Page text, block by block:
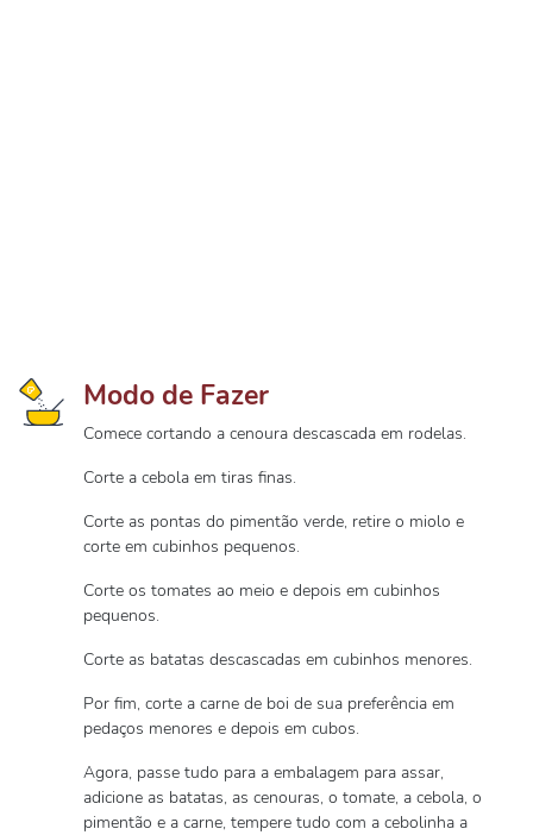
Modo de Fazer
Comece cortando a cenoura descascada em rodelas.
Corte a cebola em tiras finas.
Corte as pontas do pimentão verde, retire o miolo e
corte em cubinhos pequenos.
Corte os tomates ao meio e depois em cubinhos
pequenos.
Corte as batatas descascadas em cubinhos menores.
Por fim, corte a carne de boi de sua preferência em
pedaços menores e depois em cubos.
Agora, passe tudo para a embalagem para assar,
adicione as batatas, as cenouras, o tomate, a cebola, o
pimentão e a carne, tempere tudo com a cebolinha a